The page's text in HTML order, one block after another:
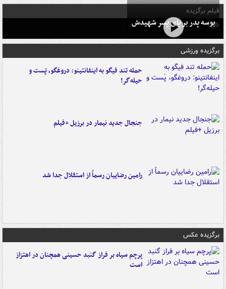
فیلم برگزیده
بوسه‌ پدر بر پای پسر شهیدش
برگزیده ورزشی
حمله تند فیگو به اینفانتینو: دروغگو، پَست‌ و
حیله‌گر!
جنجال جدید نیمار در برزیل +فیلم
رامین رضاییان رسماً از استقلال جدا شد
برگزیده عکس
پرچم سیاه بر فراز گنبد حسینی همچنان در اهتزاز
است